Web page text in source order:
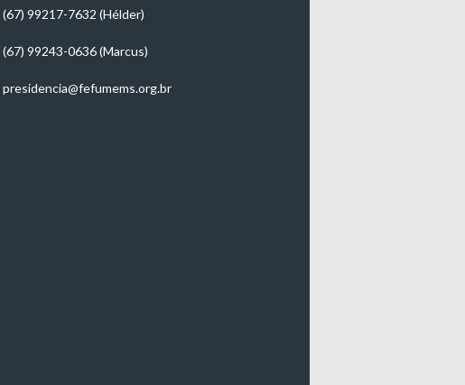
(67) 99217-7632 (Hélder)
(67) 99243-0636 (Marcus)
presidencia@fefumems.org.br